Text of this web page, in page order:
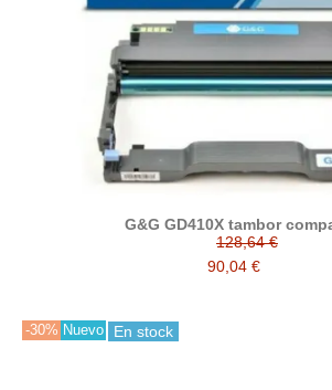
G&G GD410X tambor
128,64 €
90,04 €
-30% Nuevo En stock